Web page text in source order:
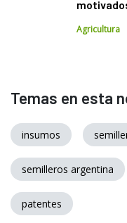
Agricultura
Temas en esta
insumos
semilleros argentina
patentes